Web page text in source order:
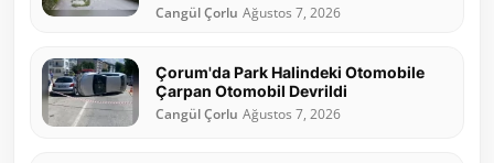
Cangül Çorlu Ağustos 7, 2026
Çorum'da Park Halindeki Otomobile
Çarpan Otomobil Devrildi
Cangül Çorlu Ağustos 7, 2026